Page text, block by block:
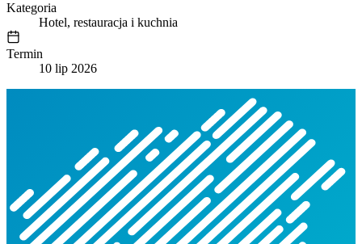
Kategoria
Hotel, restauracja i kuchnia
Termin
10 lip 2026